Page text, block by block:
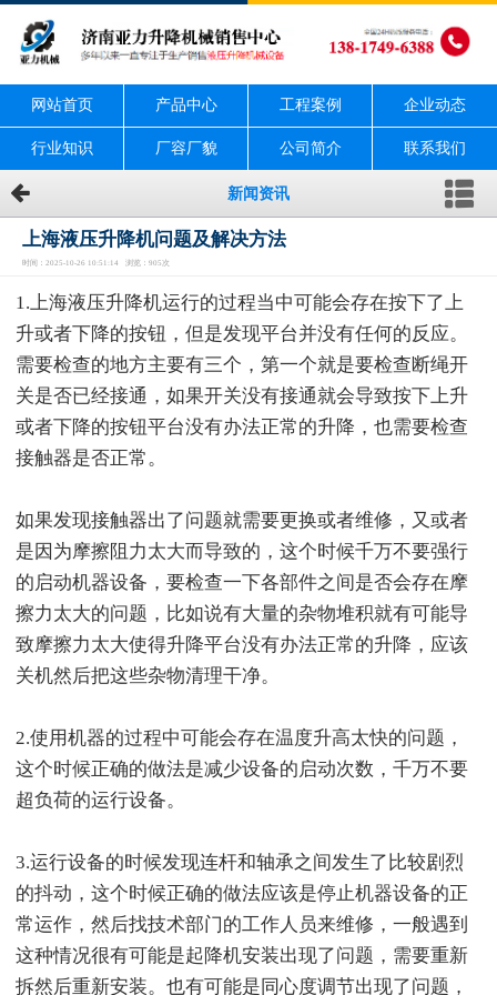
网站首页 产品中心 工程案例 企业动态
行业知识 厂容厂貌 公司简介 联系我们
新闻资讯
上海液压升降机问题及解决方法
时间：2025-10-26 10:51:14 浏览：905次
1.上海液压升降机运行的过程当中可能会存在按下了上
升或者下降的按钮，但是发现平台并没有任何的反应。
需要检查的地方主要有三个，第一个就是要检查断绳开
关是否已经接通，如果开关没有接通就会导致按下上升
或者下降的按钮平台没有办法正常的升降，也需要检查
接触器是否正常。
如果发现接触器出了问题就需要更换或者维修，又或者
是因为摩擦阻力太大而导致的，这个时候千万不要强行
的启动机器设备，要检查一下各部件之间是否会存在摩
擦力太大的问题，比如说有大量的杂物堆积就有可能导
致摩擦力太大使得升降平台没有办法正常的升降，应该
关机然后把这些杂物清理干净。
2.使用机器的过程中可能会存在温度升高太快的问题，
这个时候正确的做法是减少设备的启动次数，千万不要
超负荷的运行设备。
3.运行设备的时候发现连杆和轴承之间发生了比较剧烈
的抖动，这个时候正确的做法应该是停止机器设备的正
常运作，然后找技术部门的工作人员来维修，一般遇到
这种情况很有可能是起降机安装出现了问题，需要重新
拆然后重新安装。也有可能是同心度调节出现了问题，